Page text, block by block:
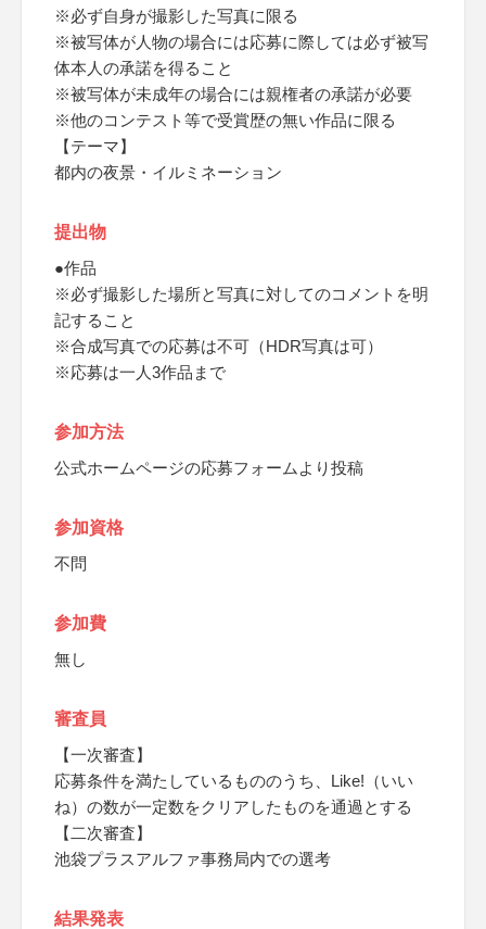
※必ず自身が撮影した写真に限る
※被写体が人物の場合には応募に際しては必ず被写
体本人の承諾を得ること
※被写体が未成年の場合には親権者の承諾が必要
※他のコンテスト等で受賞歴の無い作品に限る
【テーマ】
都内の夜景・イルミネーション
提出物
●作品
※必ず撮影した場所と写真に対してのコメントを明
記すること
※合成写真での応募は不可（HDR写真は可）
※応募は一人3作品まで
参加方法
公式ホームページの応募フォームより投稿
参加資格
不問
参加費
無し
審査員
【一次審査】
応募条件を満たしているもののうち、Like!（いい
ね）の数が一定数をクリアしたものを通過とする
【二次審査】
池袋プラスアルファ事務局内での選考
結果発表